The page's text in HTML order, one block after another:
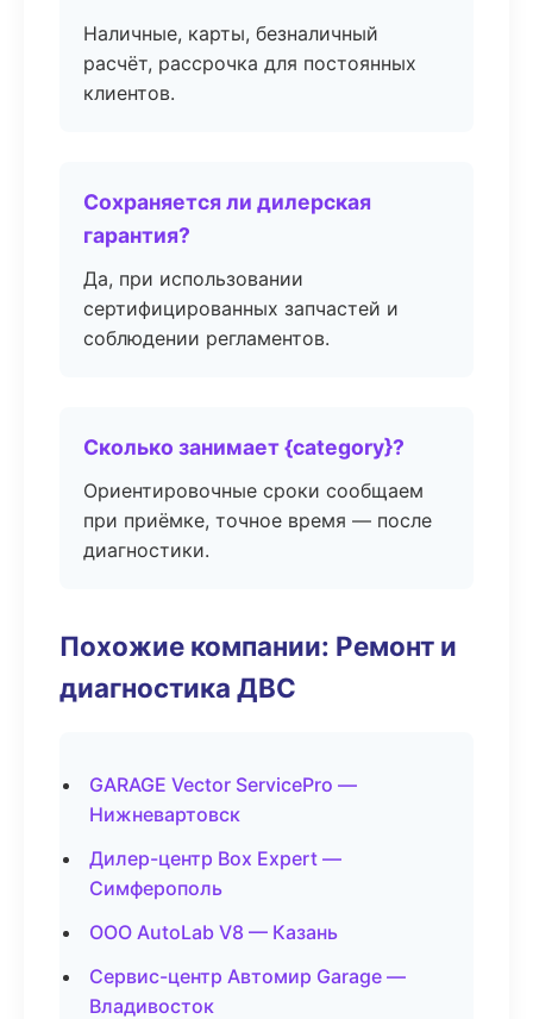
Наличные, карты, безналичный
расчёт, рассрочка для постоянных
клиентов.
Сохраняется ли дилерская
гарантия?
Да, при использовании
сертифицированных запчастей и
соблюдении регламентов.
Сколько занимает {category}?
Ориентировочные сроки сообщаем
при приёмке, точное время — после
диагностики.
Похожие компании: Ремонт и
диагностика ДВС
GARAGE Vector ServicePro —
Нижневартовск
Дилер-центр Box Expert —
Симферополь
ООО AutoLab V8 — Казань
Сервис-центр Автомир Garage —
Владивосток